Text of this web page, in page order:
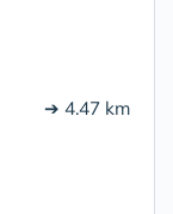
➔ 4.47 km